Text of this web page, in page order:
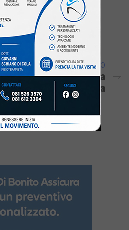
Morto Nel Tunnel
– LE FOTO
ARTICOLO SUCCESSIVO
Di Balneazione, A Cuma
Interviene La Capitaneria